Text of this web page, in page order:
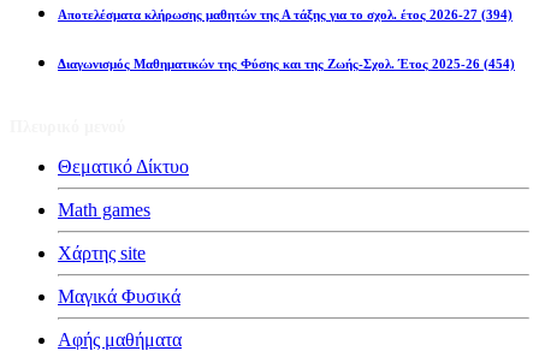
Αποτελέσματα κλήρωσης μαθητών της Α τάξης για το σχολ. έτος 2026-27 (394)
Διαγωνισμός Μαθηματικών της Φύσης και της Ζωής-Σχολ. Έτος 2025-26 (454)
Θεματικό Δίκτυο
Math games
Χάρτης site
Μαγικά Φυσικά
Αφής μαθήματα